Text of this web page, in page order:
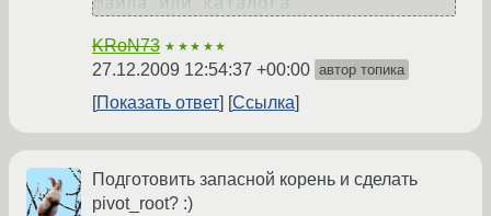
KRoN73 ★★★★★
27.12.2009 12:54:37 +00:00 автор топика
Показать ответ Ссылка
Подготовить запасной корень и сделать
pivot_root? :)